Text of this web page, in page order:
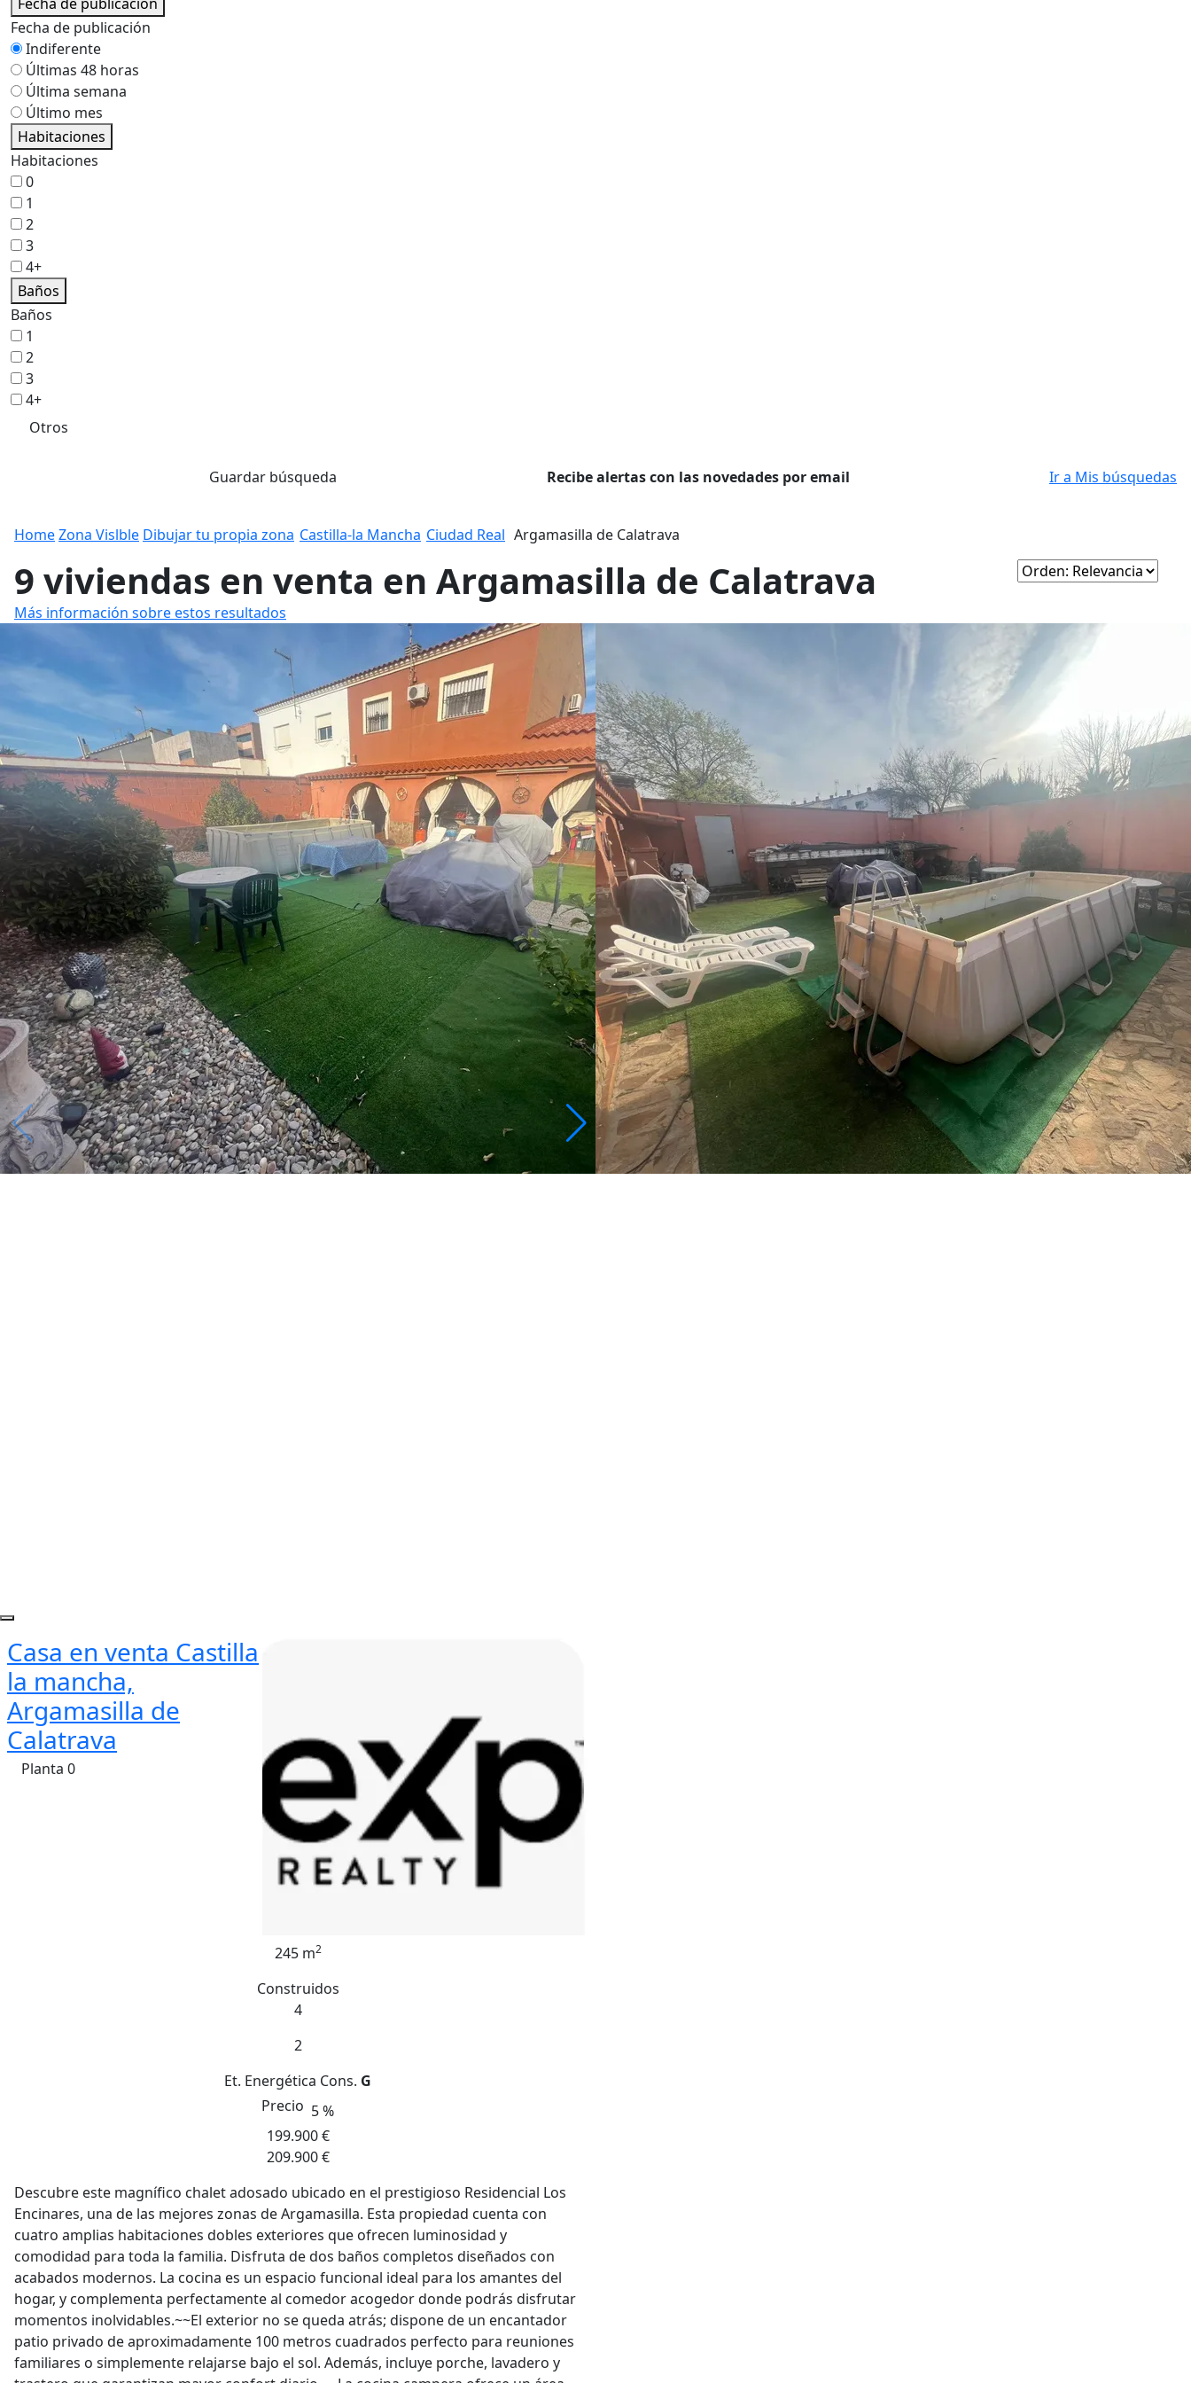
Fecha de publicación
Indiferente
Últimas 48 horas
Última semana
Último mes
Habitaciones
Habitaciones
0
1
2
3
4+
Baños
Baños
1
2
3
4+
Otros
Guardar búsqueda Recibe alertas con las novedades por email Ir a Mis búsquedas
HomeZona Vislble Dibujar tu propia zona Castilla-la Mancha Ciudad Real Argamasilla de Calatrava
9 viviendas en venta en Argamasilla de Calatrava
Más información sobre estos resultados
Casa en venta Castilla
la mancha,
Argamasilla de
Calatrava
Planta 0
245 m2
Construidos
4
2
Et. Energética Cons. G
Precio 5 %
199.900 €
209.900 €
Descubre este magnífico chalet adosado ubicado en el prestigioso Residencial Los
Encinares, una de las mejores zonas de Argamasilla. Esta propiedad cuenta con
cuatro amplias habitaciones dobles exteriores que ofrecen luminosidad y
comodidad para toda la familia. Disfruta de dos baños completos diseñados con
acabados modernos. La cocina es un espacio funcional ideal para los amantes del
hogar, y complementa perfectamente al comedor acogedor donde podrás disfrutar
momentos inolvidables.~~El exterior no se queda atrás; dispone de un encantador
patio privado de aproximadamente 100 metros cuadrados perfecto para reuniones
familiares o simplemente relajarse bajo el sol. Además, incluye porche, lavadero y